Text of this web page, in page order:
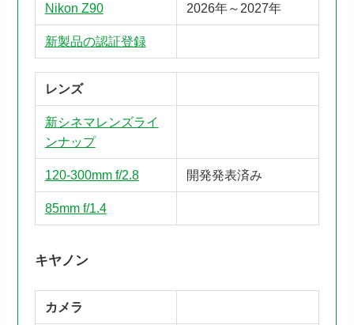
Nikon Z90 2026年～2027年
新製品の認証登録
レンズ
新シネマレンズライ
ンナップ
120-300mm f/2.8 開発発表済み
85mm f/1.4
キヤノン
カメラ